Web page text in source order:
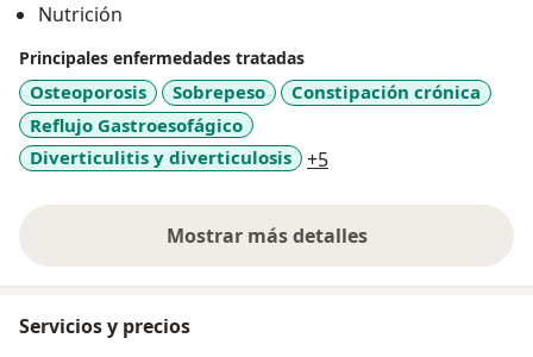
Nutrición
Principales enfermedades tratadas
Osteoporosis Sobrepeso
Constipación crónica
Reflujo Gastroesofágico
Diverticulitis y diverticulosis
+5
Mostrar más detalles
sobre la experiencia
Servicios y precios